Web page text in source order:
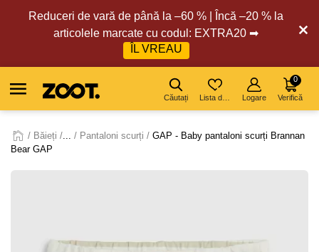
Reduceri de vară de până la –60 % | Încă –20 % la
articolele marcate cu codul: EXTRA20 ➡
ÎL VREAU
Căutați Logare Verifică
0
Băieți ... Pantaloni scurți
GAP - Baby pantaloni scurți Brannan
Bear GAP